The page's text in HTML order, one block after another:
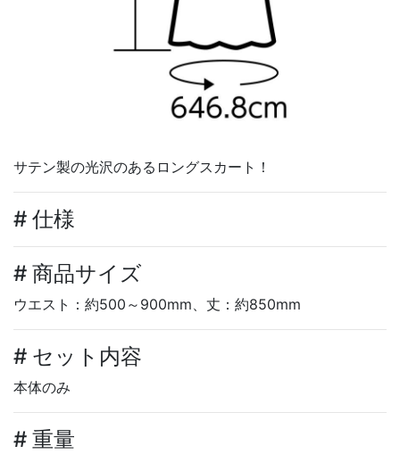
サテン製の光沢のあるロングスカート！
# 仕様
# 商品サイズ
ウエスト：約500～900mm、丈：約850mm
# セット内容
本体のみ
# 重量